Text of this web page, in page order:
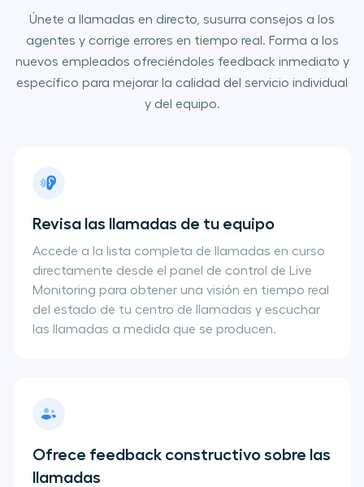
Únete a llamadas en directo, susurra consejos a los
agentes y corrige errores en tiempo real. Forma a los
nuevos empleados ofreciéndoles feedback inmediato y
específico para mejorar la calidad del servicio individual
y del equipo.
Revisa las llamadas de tu equipo
Accede a la lista completa de llamadas en curso
directamente desde el panel de control de Live
Monitoring para obtener una visión en tiempo real
del estado de tu centro de llamadas y escuchar
las llamadas a medida que se producen.
Ofrece feedback constructivo sobre las
llamadas